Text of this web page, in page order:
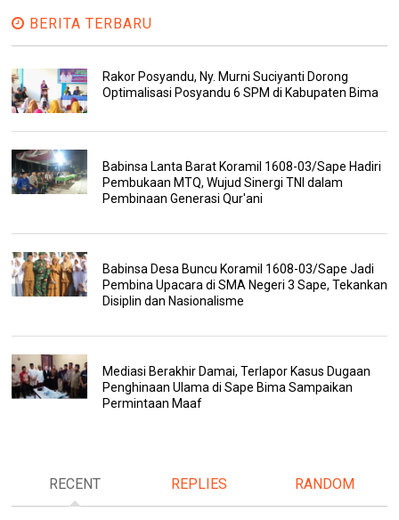
BERITA TERBARU
Rakor Posyandu, Ny. Murni Suciyanti Dorong
Optimalisasi Posyandu 6 SPM di Kabupaten Bima
Babinsa Lanta Barat Koramil 1608-03/Sape Hadiri
Pembukaan MTQ, Wujud Sinergi TNI dalam
Pembinaan Generasi Qur'ani
Babinsa Desa Buncu Koramil 1608-03/Sape Jadi
Pembina Upacara di SMA Negeri 3 Sape, Tekankan
Disiplin dan Nasionalisme
Mediasi Berakhir Damai, Terlapor Kasus Dugaan
Penghinaan Ulama di Sape Bima Sampaikan
Permintaan Maaf
RECENT REPLIES RANDOM